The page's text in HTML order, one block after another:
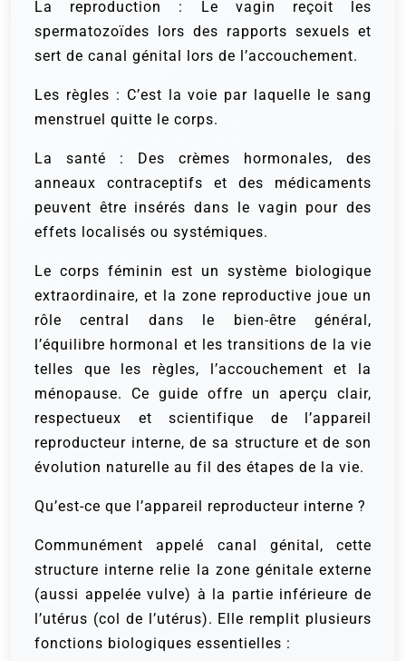
La reproduction : Le vagin reçoit les
spermatozoïdes lors des rapports sexuels et
sert de canal génital lors de l’accouchement.
Les règles : C’est la voie par laquelle le sang
menstruel quitte le corps.
La santé : Des crèmes hormonales, des
anneaux contraceptifs et des médicaments
peuvent être insérés dans le vagin pour des
effets localisés ou systémiques.
Le corps féminin est un système biologique
extraordinaire, et la zone reproductive joue un
rôle central dans le bien-être général,
l’équilibre hormonal et les transitions de la vie
telles que les règles, l’accouchement et la
ménopause. Ce guide offre un aperçu clair,
respectueux et scientifique de l’appareil
reproducteur interne, de sa structure et de son
évolution naturelle au fil des étapes de la vie.
Qu’est-ce que l’appareil reproducteur interne ?
Communément appelé canal génital, cette
structure interne relie la zone génitale externe
(aussi appelée vulve) à la partie inférieure de
l’utérus (col de l’utérus). Elle remplit plusieurs
fonctions biologiques essentielles :